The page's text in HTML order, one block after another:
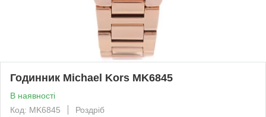
Годинник Michael Kors MK6845
В наявності
Код: MK6845
Роздріб